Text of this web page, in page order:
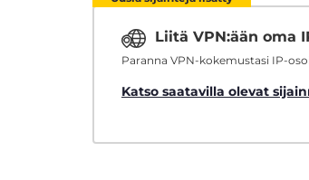
Liitä VPN:ään oma
Paranna VPN-kokemustasi IP-
Katso saatavilla olevat